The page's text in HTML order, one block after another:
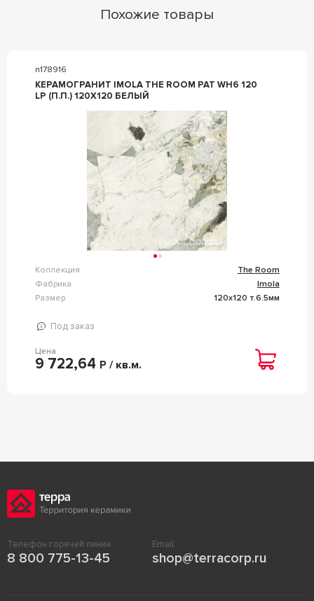
Похожие товары
n178916
КЕРАМОГРАНИТ IMOLA THE ROOM PAT WH6 120
LP (П.П.) 120X120 БЕЛЫЙ
Коллекция
The Room
Фабрика
Imola
Размер
120x120 т.6.5мм
Под заказ
Цена
9 722,64 Р / кв.м.
Телефон горячей линии
8 800 775-13-45
Email
shop@terracorp.ru